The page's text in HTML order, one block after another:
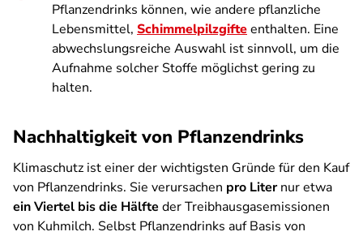
Pflanzendrinks können, wie andere pflanzliche
Lebensmittel, Schimmelpilzgifteenthalten. Eine
abwechslungsreiche Auswahl ist sinnvoll, um die
Aufnahme solcher Stoffe möglichst gering zu
halten.
Nachhaltigkeit von Pflanzendrinks
Klimaschutz ist einer der wichtigsten Gründe für den Kauf
von Pflanzendrinks. Sie verursachen pro Liternur etwa
ein Viertel bis die Hälfte der Treibhausgasemissionen
von Kuhmilch. Selbst Pflanzendrinks auf Basis von